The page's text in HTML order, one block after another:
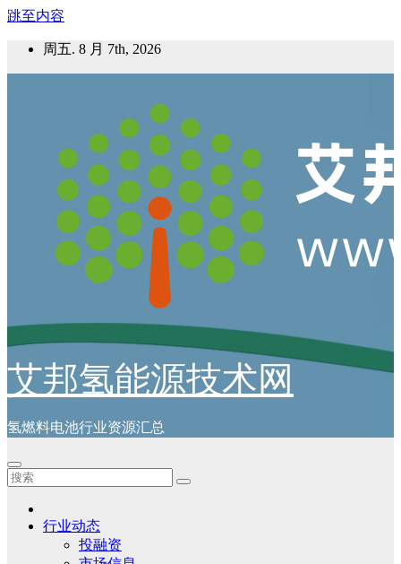
跳至内容
周五. 8 月 7th, 2026
艾邦氢能源技术网
氢燃料电池行业资源汇总
行业动态
投融资